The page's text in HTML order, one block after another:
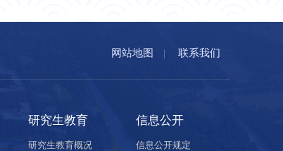
网站地图 | 联系我们
研究生教育
研究生教育概况
信息公开
信息公开规定